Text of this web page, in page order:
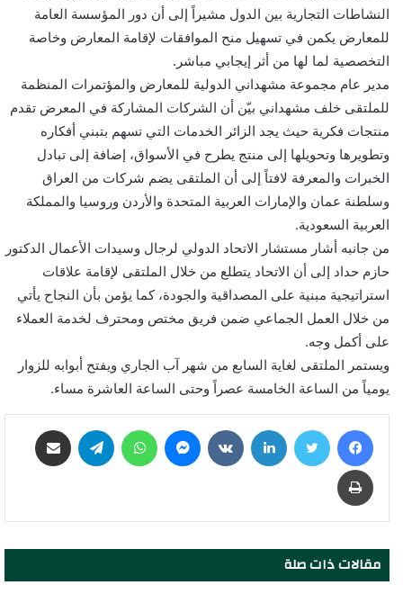
النشاطات التجارية بين الدول مشيراً إلى أن دور المؤسسة العامة
للمعارض يكمن في تسهيل منح الموافقات لإقامة المعارض وخاصة
التخصصية لما لها من أثر إيجابي مباشر.
مدير عام مجموعة مشهداني الدولية للمعارض والمؤتمرات المنظمة
للملتقى خلف مشهداني بيّن أن الشركات المشاركة في المعرض تقدم
منتجات فكرية حيث يجد الزائر الخدمات التي تسهم بتبني أفكاره
وتطويرها وتحويلها إلى منتج يطرح في الأسواق، إضافة إلى تبادل
الخبرات والمعرفة لافتاً إلى أن الملتقى يضم شركات من العراق
وسلطنة عمان والإمارات العربية المتحدة والأردن وروسيا والمملكة
العربية السعودية.
من جانبه أشار مستشار الاتحاد الدولي لرجال وسيدات الأعمال الدكتور
حازم حداد إلى أن الاتحاد يتطلع من خلال الملتقى لإقامة علاقات
استراتيجية مبنية على المصداقية والجودة، كما يؤمن بأن النجاح يأتي
من خلال العمل الجماعي ضمن فريق مختص ومحترف لخدمة العملاء
على أكمل وجه.
ويستمر الملتقى لغاية السابع من شهر آب الجاري ويفتح أبوابه للزوار
يومياً من الساعة الخامسة عصراً وحتى الساعة العاشرة مساء.
مقالات ذات صلة